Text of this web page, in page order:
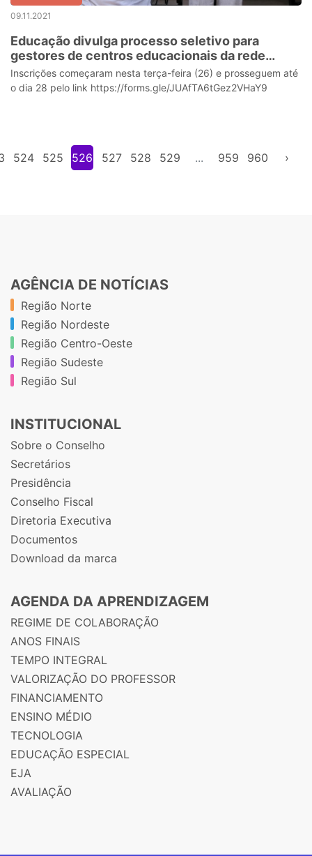
09.11.2021
Educação divulga processo seletivo para
gestores de centros educacionais da rede
estadual
Inscrições começaram nesta terça-feira (26) e prosseguem até
o dia 28 pelo link https://forms.gle/JUAfTA6tGez2VHaY9
524 525 526 527 528 529 ... 959 960 ›
AGÊNCIA DE NOTÍCIAS
Região Norte
Região Nordeste
Região Centro-Oeste
Região Sudeste
Região Sul
INSTITUCIONAL
Sobre o Conselho
Secretários
Presidência
Conselho Fiscal
Diretoria Executiva
Documentos
Download da marca
AGENDA DA APRENDIZAGEM
REGIME DE COLABORAÇÃO
ANOS FINAIS
TEMPO INTEGRAL
VALORIZAÇÃO DO PROFESSOR
FINANCIAMENTO
ENSINO MÉDIO
TECNOLOGIA
EDUCAÇÃO ESPECIAL
EJA
AVALIAÇÃO